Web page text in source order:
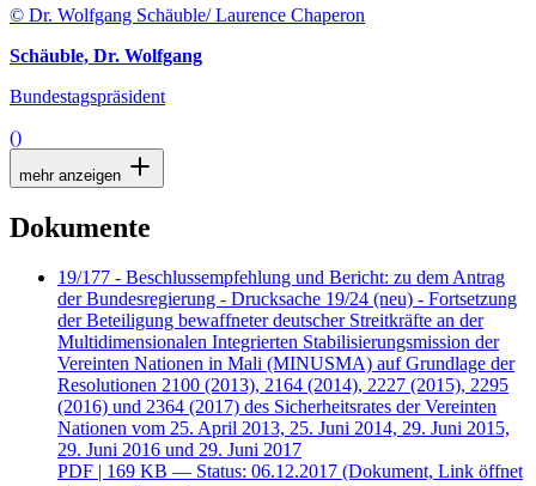
© Dr. Wolfgang Schäuble/ Laurence Chaperon
Schäuble, Dr. Wolfgang
Bundestagspräsident
()
mehr anzeigen
Dokumente
19/177 - Beschlussempfehlung und Bericht: zu dem Antrag
der Bundesregierung - Drucksache 19/24 (neu) - Fortsetzung
der Beteiligung bewaffneter deutscher Streitkräfte an der
Multidimensionalen Integrierten Stabilisierungsmission der
Vereinten Nationen in Mali (MINUSMA) auf Grundlage der
Resolutionen 2100 (2013), 2164 (2014), 2227 (2015), 2295
(2016) und 2364 (2017) des Sicherheitsrates der Vereinten
Nationen vom 25. April 2013, 25. Juni 2014, 29. Juni 2015,
29. Juni 2016 und 29. Juni 2017
PDF | 169 KB — Status: 06.12.2017 (Dokument, Link öffnet